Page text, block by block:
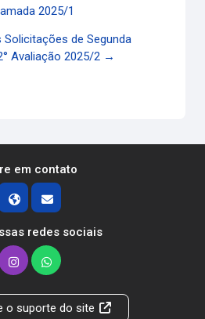
2025/1
Solicitações de Segunda
Avaliação 2025/2 →
em contato
redes sociais
o suporte do site